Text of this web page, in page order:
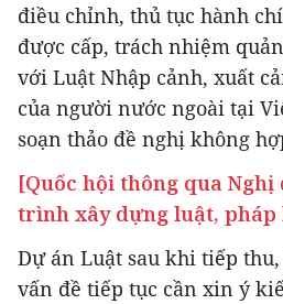
điều chỉnh, thủ tục hành
được cấp, trách nhiệm
với Luật Nhập cảnh, xuất
của người nước ngoài tại
soạn thảo đề nghị không
[Quốc hội thông qua Nghị
trình xây dựng luật, pháp
Dự án Luật sau khi tiếp
vấn đề tiếp tục cần xin ý